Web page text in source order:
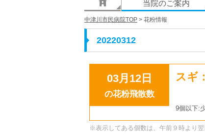
当院のご案内
中津川市民病院TOP > 花粉情報
20220312
03月12日
の花粉飛散数
スギ
9個以下:
※表示してある個数は、午前９時より